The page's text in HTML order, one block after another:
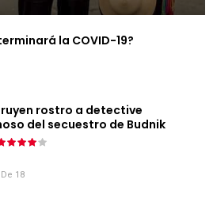
la COVID-19?
rostro a detective
del secuestro de Budnik
De 18